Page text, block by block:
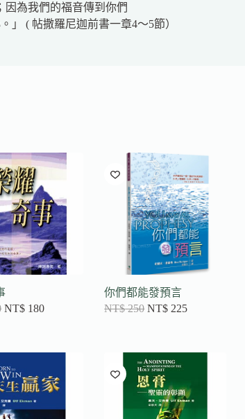
因為我們的福音傳到你們
」 ( 帖撒羅尼迦前書一章4～5節）
NT$ 180
你們都能發預言
NT$250 NT$ 225